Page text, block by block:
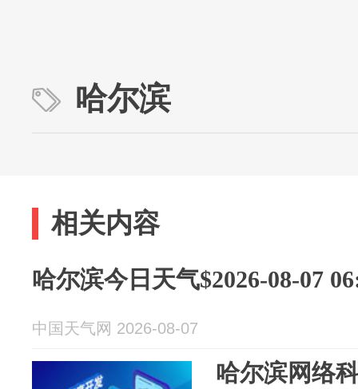
哈尔滨
相关内容
哈尔滨今日天气$2026-08-07
中国天气网 2026-08-07
哈尔滨网络